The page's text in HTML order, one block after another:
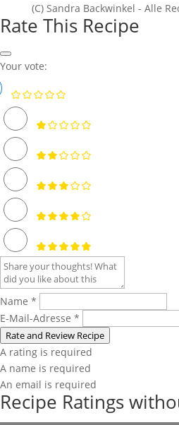
(C) Sandra Backwinkel - Alle
Rate This Recipe
Your vote:
Name *
E-Mail-Adresse *
Rate and Review Recipe
A rating is required
A name is required
An email is required
Recipe Ratings